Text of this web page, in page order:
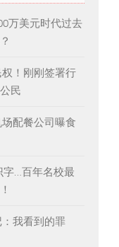
万美元时代过去
！刚刚签署行
民
配餐公司曝食
字…百年名校最
我看到的罪